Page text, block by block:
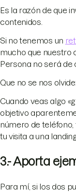
Es la razón de que
contenidos.
Si no tenemos un
mucho que nuestro
Persona no será de
Que no se nos olvide:
Cuando veas algo
objetivo
número de
tu visita a una
3.- Aporta
Para mí, si los dos